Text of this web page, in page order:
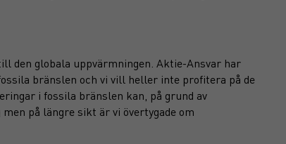
den globala uppvärmningen. Aktie-Ansvar har
bränslen och vi vill heller inte profitera på de
i fossila bränslen kan, på grund av
på längre sikt är vi övertygade om